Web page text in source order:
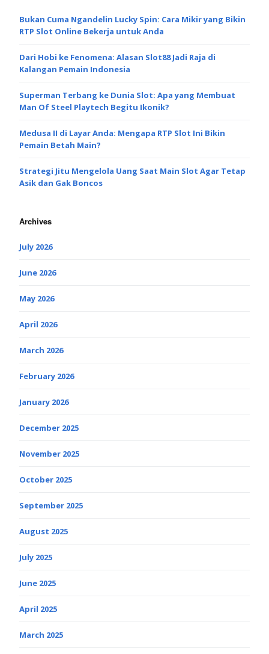
Bukan Cuma Ngandelin Lucky Spin: Cara Mikir yang Bikin
RTP Slot Online Bekerja untuk Anda
Dari Hobi ke Fenomena: Alasan Slot88 Jadi Raja di
Kalangan Pemain Indonesia
Superman Terbang ke Dunia Slot: Apa yang Membuat
Man Of Steel Playtech Begitu Ikonik?
Medusa II di Layar Anda: Mengapa RTP Slot Ini Bikin
Pemain Betah Main?
Strategi Jitu Mengelola Uang Saat Main Slot Agar Tetap
Asik dan Gak Boncos
Archives
July 2026
June 2026
May 2026
April 2026
March 2026
February 2026
January 2026
December 2025
November 2025
October 2025
September 2025
August 2025
July 2025
June 2025
April 2025
March 2025